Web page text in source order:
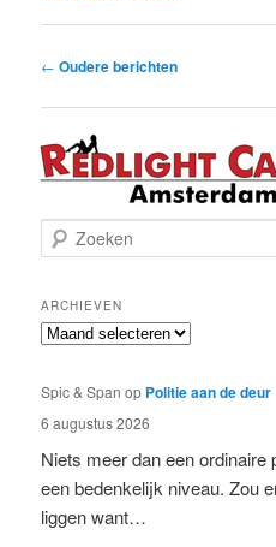
Bericht
← Oudere berichten
o
k
e
n
ARCHIEVEN
Archieven
Spic & Span op Politie aan de deur
6 augustus 2026
Niets meer dan een ordinaire
een bedenkelijk niveau. Zou
liggen want…